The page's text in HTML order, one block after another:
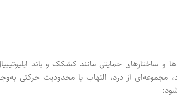
و ساختارهای حمایتی مانند کشکک و باند
مجموعه‌ای از درد، التهاب یا محدودیت حرکتی